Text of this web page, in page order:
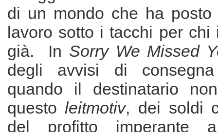
di un mondo che ha
lavoro sotto i tacchi per
già. In Sorry We Missed
degli avvisi di
quando il destinatario
questoleitmotiv, dei soldi
del profitto imperante